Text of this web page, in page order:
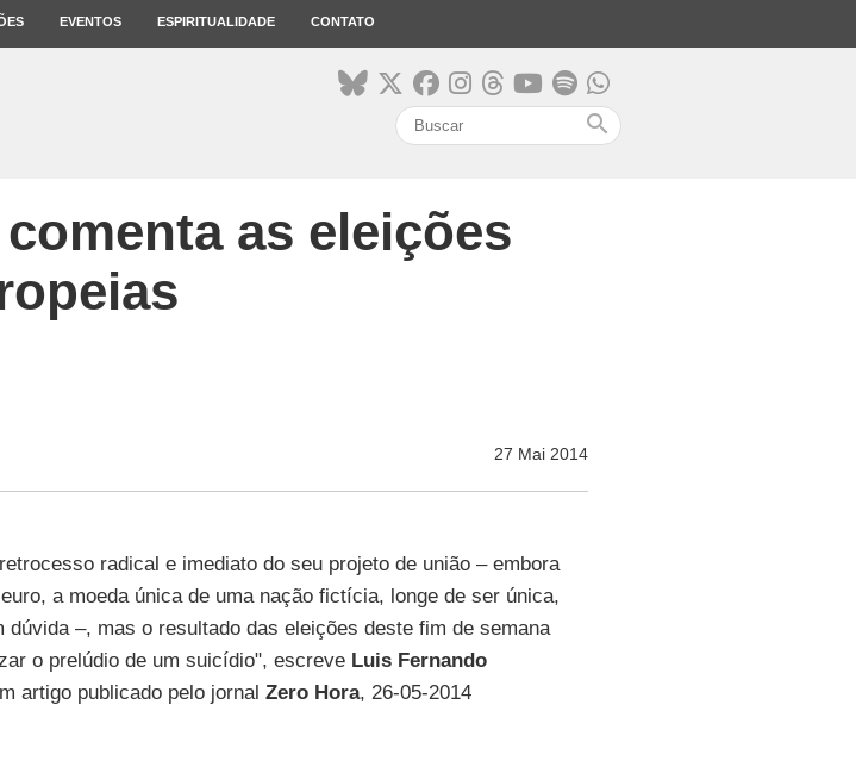
EVENTOS ESPIRITUALIDADE CONTATO
search
as eleições
27 Mai 2014
radical e imediato do seu projeto de união – embora
a moeda única de uma nação fictícia, longe de ser única,
dúvida –, mas o resultado das eleições deste fim de semana
o prelúdio de um suicídio", escreve Luis Fernando
artigo publicado pelo jornal Zero Hora, 26-05-2014